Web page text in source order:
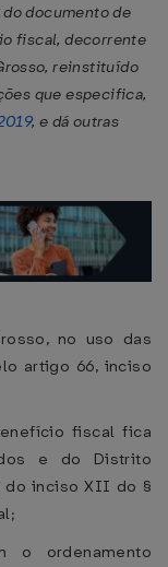
documento de
fiscal, decorrente
reinstituído
que especifica,
, e dá outras
no uso das
artigo 66, inciso
fiscal fica
e do Distrito
do inciso XII do §
o ordenamento